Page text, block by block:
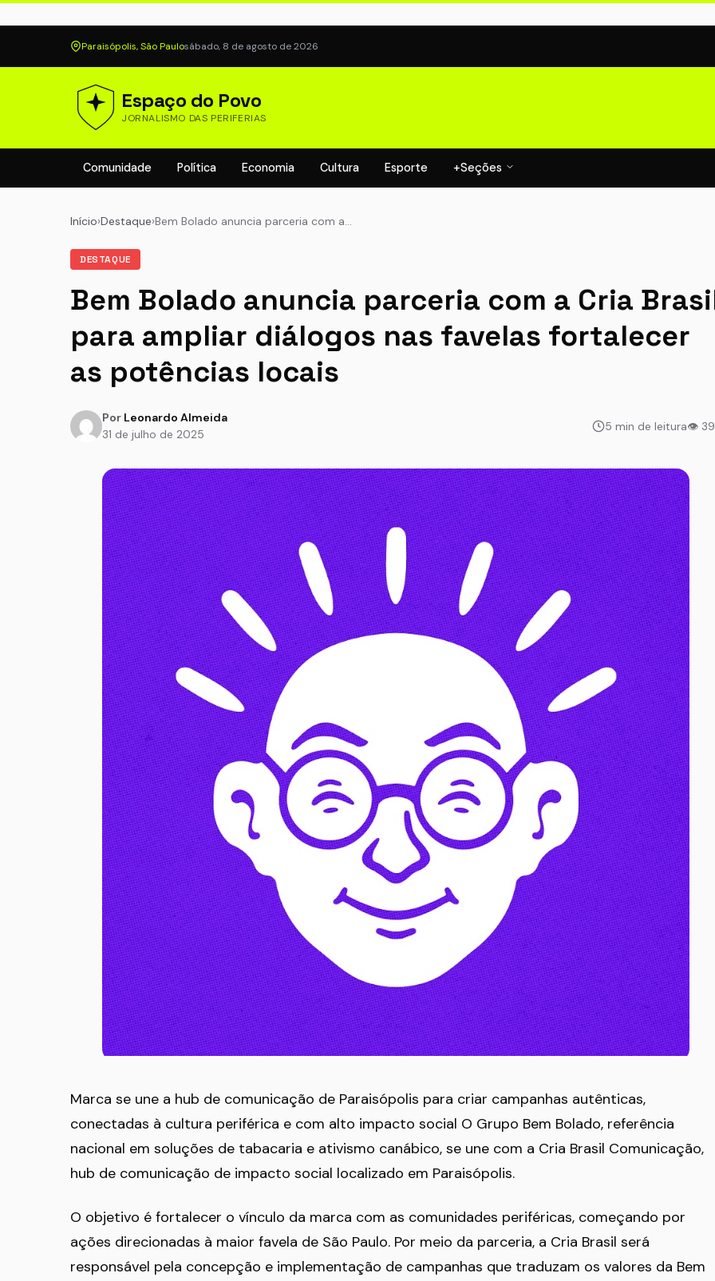
Paraisópolis, São Paulosábado, 8 de agosto de 2026
Espaço do Povo
JORNALISMO DAS PERIFERIAS
Comunidade Política Economia Cultura Esporte +Seções
Início›Destaque›Bem Bolado anuncia parceria com a…
DESTAQUE
Bem Bolado anuncia parceria com a Cria
para ampliar diálogos nas favelas fortalecer
as potências locais
Por Leonardo Almeida
31 de julho de 2025
5 min de leitura👁
Marca se une a hub de comunicação de Paraisópolis para criar campanhas autênticas,
conectadas à cultura periférica e com alto impacto social O Grupo Bem Bolado, referência
nacional em soluções de tabacaria e ativismo canábico, se une com a Cria Brasil Comunicação,
hub de comunicação de impacto social localizado em Paraisópolis.
O objetivo é fortalecer o vínculo da marca com as comunidades periféricas, começando por
ações direcionadas à maior favela de São Paulo. Por meio da parceria, a Cria Brasil será
responsável pela concepção e implementação de campanhas que traduzam os valores da Bem